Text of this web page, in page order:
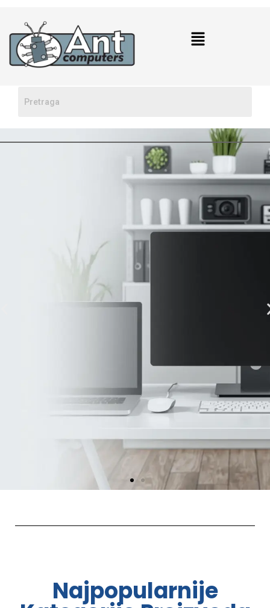
Najpopularnije